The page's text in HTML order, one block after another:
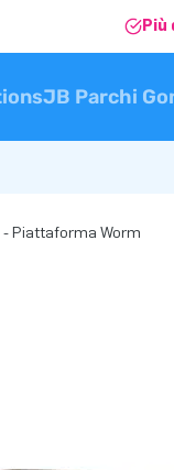
Più
JB Parchi
Piattaforma Worm